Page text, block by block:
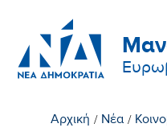
Αρχική / Νέα /